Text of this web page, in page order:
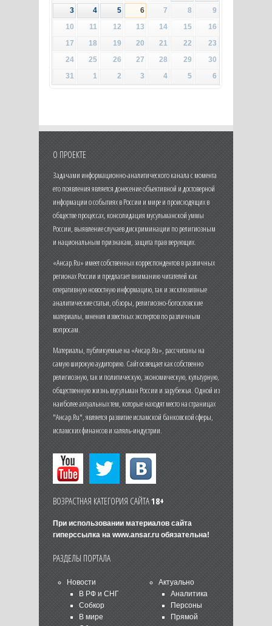
3
4 5 6 7 8
9
10
11 12 13 14 15
16
17
18 19 20 21 22
23
24
25 26 27 28 29
30
31
1 2 3 4 5 6
О ПРОЕКТЕ
Задачами информационно-аналитического канала с момента
его появления является донесение объективной и достоверной
информации о событиях в России и мире и происходящих в
обществе процессах, консолидация мусульманской уммы
России, выявление случаев дискриминации по религиозным
и национальным признакам, защита прав верующих.
«Ансар.Ru» имеет собственных корреспондентов в различных
регионах России и предлагает вниманию читателей как
оперативную новостную информацию, так и эксклюзивные
аналитические статьи, обзоры, религиозно-богословские
материалы, мнения известных экспертов по различным
вопросам.
Материалы, публикуемые на «Ансар.Ru», рассчитаны на
самую широкую аудиторию. Сайт освещает как собственно
религиозную, так и политическую, экономическую, культурную,
общественную жизнь мусульман России и зарубежья. Одной из
наиболее актуальных тем, которые находят место на страницах
"Ансар.Ru", является развитие исламской банковской сферы,
исламских финансов и халяль-индустрии.
ВОЗРАСТНАЯ КАТЕГОРИЯ САЙТА18+
При использовании материалов сайта
гиперссылка на www.ansar.ruобязательна!
РАЗДЕЛЫ ПОРТАЛА
Новости
В РФ и СНГ
Собкор
В мире
Актуально
Аналитика
Персоны
Прямой